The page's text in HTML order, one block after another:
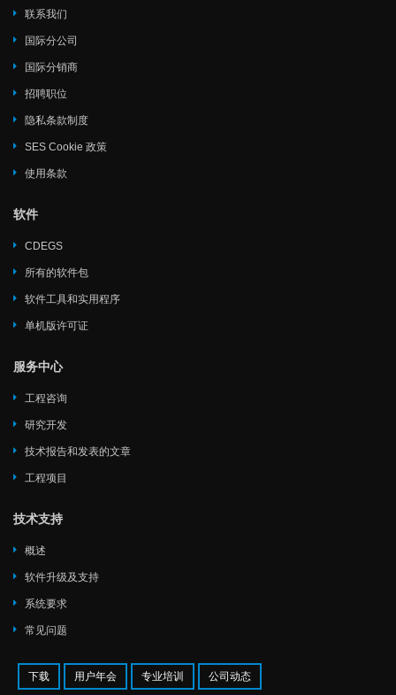
联系我们
国际分公司
国际分销商
招聘职位
隐私条款制度
SES Cookie 政策
使用条款
软件
CDEGS
所有的软件包
软件工具和实用程序
单机版许可证
服务中心
工程咨询
研究开发
技术报告和发表的文章
工程项目
技术支持
概述
软件升级及支持
系统要求
常见问题
下载 用户年会 专业培训 公司动态